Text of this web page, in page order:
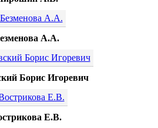
А.А.
Борис Игоревич
Е.В.